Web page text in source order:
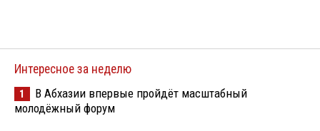
Интересное за неделю
1
В Абхазии впервые пройдёт масштабный
молодёжный форум